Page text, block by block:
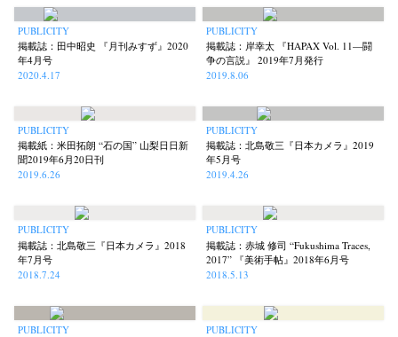
PUBLICITY
掲載誌：田中昭史 『月刊みすず』2020
年4月号
2020.4.17
PUBLICITY
掲載誌：岸幸太 『HAPAX Vol. 11—闘
争の言説』 2019年7月発行
2019.8.06
PUBLICITY
掲載紙：米田拓朗 “石の国” 山梨日日新
聞2019年6月20日刊
2019.6.26
PUBLICITY
掲載誌：北島敬三『日本カメラ』2019
年5月号
2019.4.26
PUBLICITY
掲載誌：北島敬三『日本カメラ』2018
年7月号
2018.7.24
PUBLICITY
掲載誌：赤城 修司 “Fukushima Traces,
2017” 『美術手帖』2018年6月号
2018.5.13
PUBLICITY
PUBLICITY